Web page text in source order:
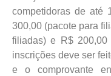
competidoras de até
300,00 (pacote para
filiadas) e R$ 200,00
inscrições deve ser
e o comprovante